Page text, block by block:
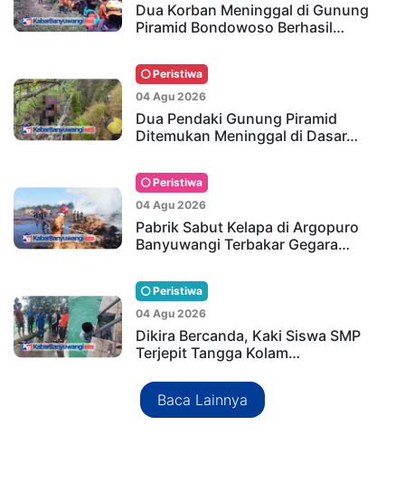
Dua Korban Meninggal di Gunung
Piramid Bondowoso Berhasil…
Peristiwa
04 Agu 2026
Dua Pendaki Gunung Piramid
Ditemukan Meninggal di Dasar…
Peristiwa
04 Agu 2026
Pabrik Sabut Kelapa di Argopuro
Banyuwangi Terbakar Gegara…
Peristiwa
04 Agu 2026
Dikira Bercanda, Kaki Siswa SMP
Terjepit Tangga Kolam…
Baca Lainnya